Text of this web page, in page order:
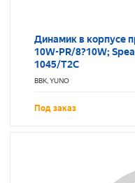
Динамик в корпусе
10W-PR/8?10W;
1045/T2C
BBK, YUNO
Под заказ